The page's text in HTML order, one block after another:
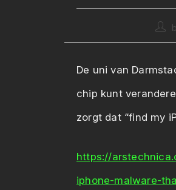
De uni van
chip kunt
zorgt dat “find my
https://
iphone-malware-